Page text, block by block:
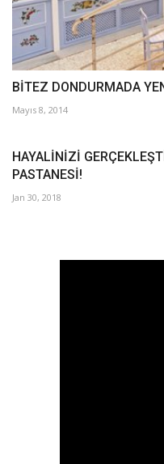
BİTEZ DONDURMADA
Mayıs 8, 2014
HAYALİNİZİ
PASTANESİ!
Jan 30, 2018